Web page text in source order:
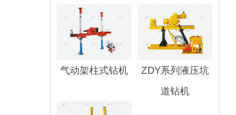
气动架柱式钻机
ZDY系列液压坑
道钻机